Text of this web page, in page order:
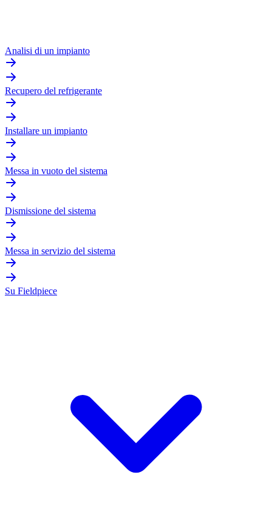
Analisi di un impianto
Recupero del refrigerante
Installare un impianto
Messa in vuoto del sistema
Dismissione del sistema
Messa in servizio del sistema
Su Fieldpiece